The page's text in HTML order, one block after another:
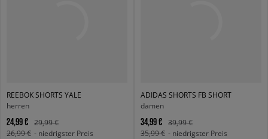
REEBOK SHORTS YALE
herren
24,99 €
29,99 €
26,99 € - niedrigster Preis
ADIDAS SHORTS FB SHORT
damen
34,99 €
39,99 €
35,99 € - niedrigster Preis